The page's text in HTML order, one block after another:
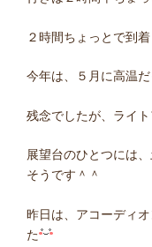
２時間ちょっとで到
今年は、５月に高温
残念でしたが、ライ
展望台のひとつには
そうです＾＾
昨日は、アコーディ
た